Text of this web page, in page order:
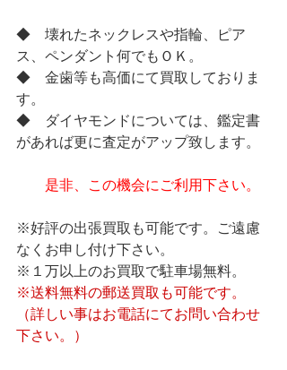
◆　壊れたネックレスや指輪、ピア
ス、ペンダント何でもＯＫ。
◆　金歯等も高価にて買取しておりま
す。
◆　ダイヤモンドについては、鑑定書
があれば更に査定がアップ致します。
是非、この機会にご利用下さい。
※好評の出張買取も可能です。ご遠慮
なくお申し付け下さい。
※１万以上のお買取で駐車場無料。
※送料無料の郵送買取も可能です。
（詳しい事はお電話にてお問い合わせ
下さい。）